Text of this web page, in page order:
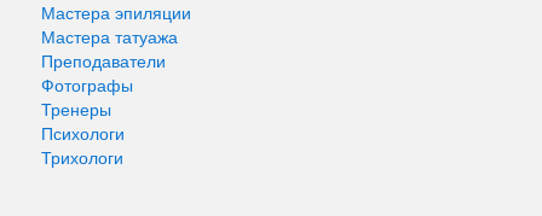
Мастера эпиляции
Мастера татуажа
Преподаватели
Фотографы
Тренеры
Психологи
Трихологи